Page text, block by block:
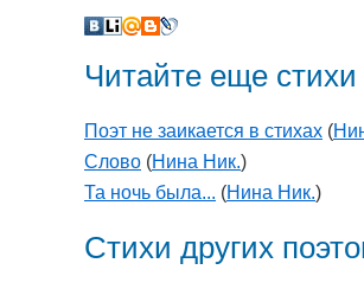
Читайте еще стихи
Поэт не заикается в стихах (
Слово (Нина Ник.)
Та ночь была... (Нина Ник.)
Стихи других